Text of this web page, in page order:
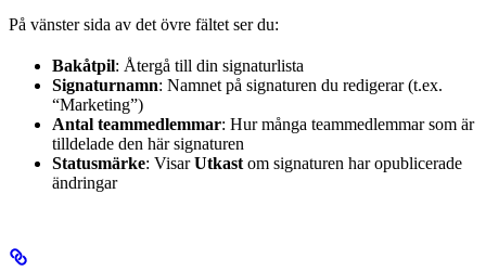
På vänster sida av det övre fältet ser du:
Bakåtpil: Återgå till din signaturlista
Signaturnamn: Namnet på signaturen du redigerar (t.ex.
“Marketing”)
Antal teammedlemmar: Hur många teammedlemmar som är
tilldelade den här signaturen
Statusmärke: VisarUtkast om signaturen har opublicerade
ändringar